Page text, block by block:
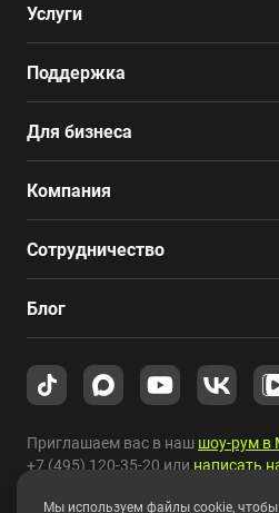
Услуги
Поддержка
Для бизнеса
Компания
Сотрудничество
Блог
Приглашаем вас в наш шоу-рум в
+7 (495) 120-35-20илинаписать
Мы используем файлы cookie,